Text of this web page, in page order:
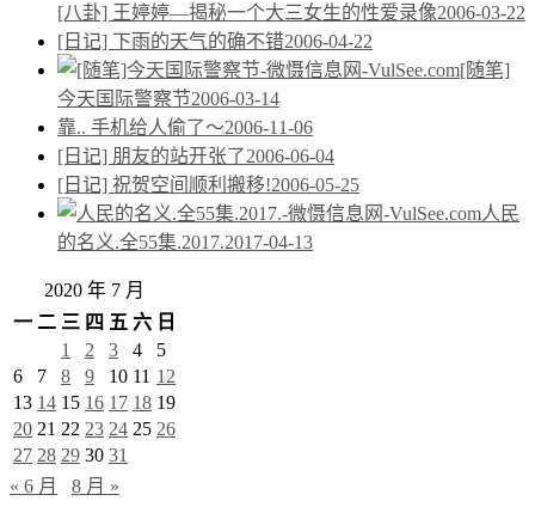
[八卦] 王婷婷—揭秘一个大三女生的性爱录像2006-03-22
[日记] 下雨的天气的确不错2006-04-22
[随笔]
今天国际警察节2006-03-14
靠.. 手机给人偷了～2006-11-06
[日记] 朋友的站开张了2006-06-04
[日记] 祝贺空间顺利搬移!2006-05-25
人民
的名义.全55集.2017.2017-04-13
2020 年 7 月
一 二 三 四 五 六 日
1
2 3 4
5
6
7 8 9 10 11 12
13 14 15 16 17 18 19
20 21 22 23 24 25 26
27 28 29 30 31
« 6 月
8 月 »